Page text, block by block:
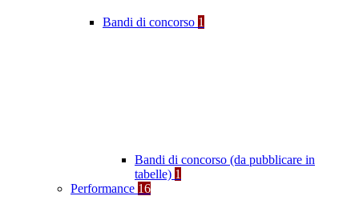
Bandi di concorso 1
Bandi di concorso (da pubblicare in
tabelle) 1
Performance 16